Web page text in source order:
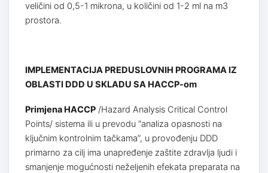
veličini od 0,5-1 mikrona, u količini od 1-2 ml na m3
prostora.
IMPLEMENTACIJA PREDUSLOVNIH PROGRAMA IZ
OBLASTI DDD U SKLADU SA HACCP-om
Primjena HACCP/Hazard Analysis Critical Control
Points/ sistema ili u prevodu “analiza opasnosti na
ključnim kontrolnim tačkama”, u provođenju DDD
primarno za cilj ima unapređenje zaštite zdravlja ljudi i
smanjenje mogućnosti neželjenih efekata preparata na